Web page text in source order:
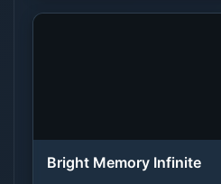
Bright Memory Infinite